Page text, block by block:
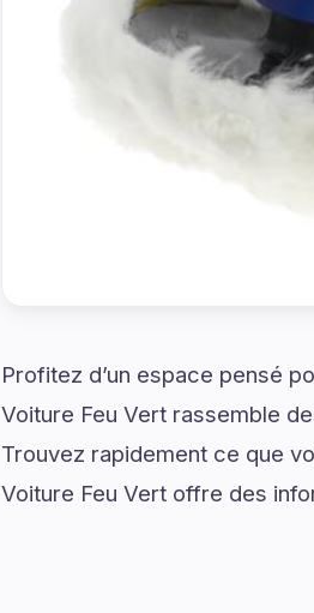
Profitez d’un espace pensé
Voiture Feu Vert rassemble
Trouvez rapidement ce que
Voiture Feu Vert offre des